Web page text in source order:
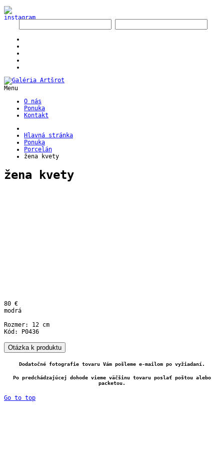
Menu
O nás
Ponuka
Kontakt
Hlavná stránka
Ponuka
Porcelán
žena kvety
žena kvety
80 €
modrá
Rozmer: 12 cm
Kód: P0436
Otázka k produktu
Dodatočné fotografie tovaru Vám pošleme e-mailom po vyžiadaní.
Po predchádzajúcej dohode vieme väčšinu tovaru poslať poštou alebo
packetou.
Go to top